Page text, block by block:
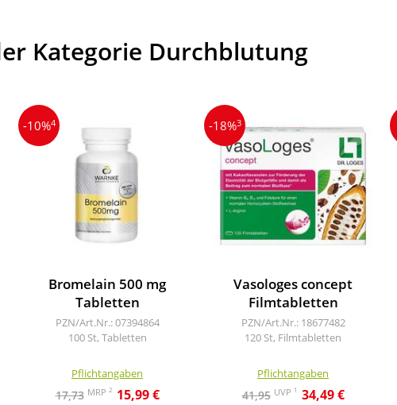
Kategorie Durchblutung
-10%4
Bromelain 500 mg
Tabletten
PZN/Art.Nr.: 07394864
100 St, Tabletten
Pflichtangaben
17,73 MRP 2 15,99 €
-18%3
Vasologes concept
Filmtabletten
PZN/Art.Nr.: 18677482
120 St, Filmtabletten
Pflichtangaben
41,95 UVP 1 34,49 €